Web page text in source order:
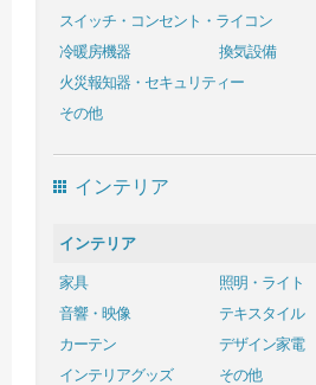
スイッチ・コンセント・ライコン
冷暖房機器
換気設備
火災報知器・セキュリティー
その他
インテリア
インテリア
家具
照明・ライト
音響・映像
テキスタイル
カーテン
デザイン家電
インテリアグッズ
その他